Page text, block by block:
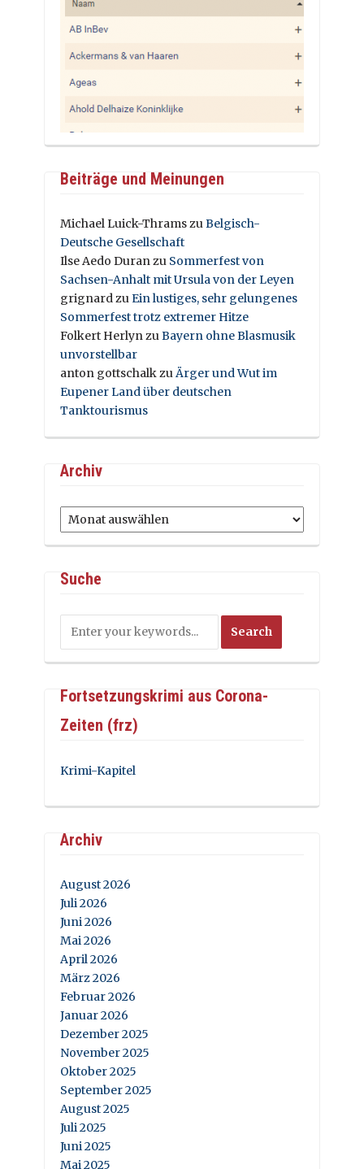
Beiträge und Meinungen
Michael Luick-ThramszuBelgisch-
Deutsche Gesellschaft
Ilse Aedo Duranzu Sommerfest von
Sachsen-Anhalt mit Ursula von der Leyen
grignardzuEin lustiges, sehr gelungenes
Sommerfest trotz extremer Hitze
Folkert HerlynzuBayern ohne Blasmusik
unvorstellbar
anton gottschalkzuÄrger und Wut im
Eupener Land über deutschen
Tanktourismus
Archiv
Archiv
Suche
Fortsetzungskrimi aus Corona-
Zeiten (frz)
Krimi-Kapitel
Archiv
August 2026
Juli 2026
Juni 2026
Mai 2026
April 2026
März 2026
Februar 2026
Januar 2026
Dezember 2025
November 2025
Oktober 2025
September 2025
August 2025
Juli 2025
Juni 2025
Mai 2025